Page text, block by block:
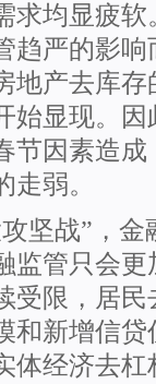
求均显疲
趋严的影
地产去库
始显现。
节因素造
弱。
坚战”，
监管只会
受限，居
和新增信
体经济去